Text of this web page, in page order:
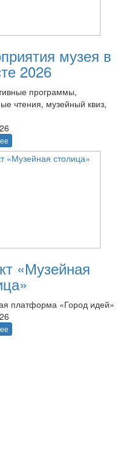
музея в
2026
программы,
чтения, музейный квиз,
«Музейная
платформа «Город идей»